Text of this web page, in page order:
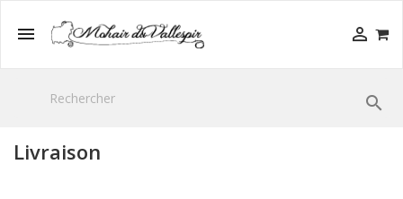
 

Livraison